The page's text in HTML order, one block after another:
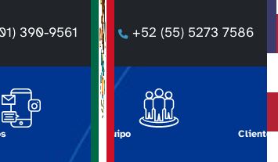
390-9561 +52 (55) 5273 7586
Equipo Clientes